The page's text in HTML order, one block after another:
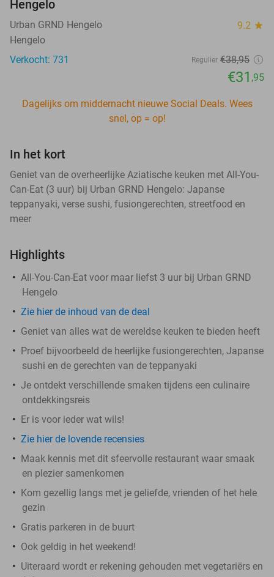
Hengelo
Urban GRND Hengelo 9.2 star
Hengelo
Verkocht: 731
Regulier €38,95
€31 ,95
Dagelijks om middernacht nieuwe Social Deals. Wees
snel, op = op!
In het kort
Geniet van de overheerlijke Aziatische keuken met All-You-
Can-Eat (3 uur) bij Urban GRND Hengelo: Japanse
teppanyaki, verse sushi, fusiongerechten, streetfood en
meer
Highlights
All-You-Can-Eat voor maar liefst 3 uur bij Urban GRND
Hengelo
Zie hier de inhoud van de deal
Geniet van alles wat de wereldse keuken te bieden heeft
Proef bijvoorbeeld de heerlijke fusiongerechten, Japanse
sushi en de gerechten van de teppanyaki
Je ontdekt verschillende smaken tijdens een culinaire
ontdekkingsreis
Er is voor ieder wat wils!
Zie hier de lovende recensies
Maak kennis met dit sfeervolle restaurant waar smaak
en plezier samenkomen
Kom gezellig langs met je geliefde, vrienden of het hele
gezin
Gratis parkeren in de buurt
Ook geldig in het weekend!
Uiteraard wordt er rekening gehouden met vegetariërs en